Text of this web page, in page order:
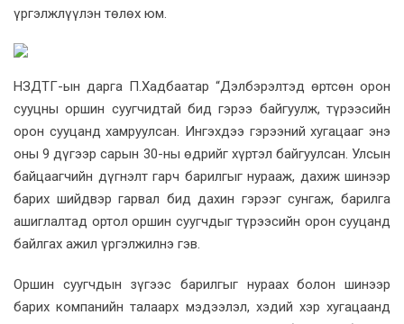
үргэлжлүүлэн төлөх юм.
НЗДТГ-ын дарга П.Хадбаатар “Дэлбэрэлтэд өртсөн орон
сууцны оршин суугчидтай бид гэрээ байгуулж, түрээсийн
орон сууцанд хамруулсан. Ингэхдээ гэрээний хугацааг энэ
оны 9 дүгээр сарын 30-ны өдрийг хүртэл байгуулсан. Улсын
байцаагчийн дүгнэлт гарч барилгыг нурааж, дахиж шинээр
барих шийдвэр гарвал бид дахин гэрээг сунгаж, барилга
ашиглалтад ортол оршин суугчдыг түрээсийн орон сууцанд
байлгах ажил үргэлжилнэ гэв.
Оршин суугчдын зүгээс барилгыг нураах болон шинээр
барих компанийн талаарх мэдээлэл, хэдий хэр хугацаанд